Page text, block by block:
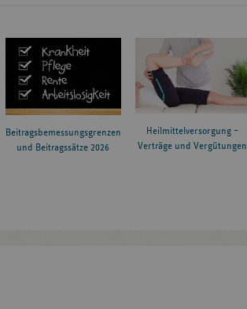
Beitragsbemessungsgrenzen
und Beitragssätze 2026
Heilmittelversorgung –
Verträge und Vergütungen